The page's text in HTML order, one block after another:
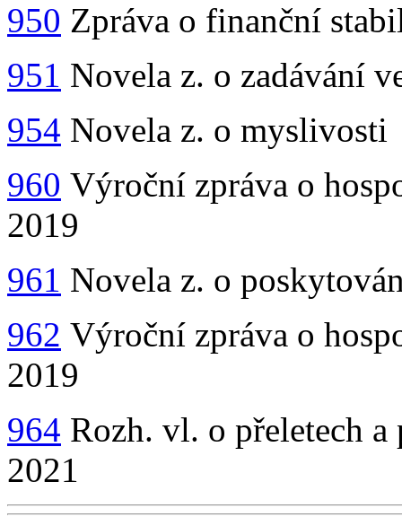
950 Zpráva o finanční
951 Novela z. o zadávání
954 Novela z. o myslivosti
960 Výroční zpráva o
2019
961 Novela z. o
962 Výroční zpráva o
2019
964 Rozh. vl. o přeletech
2021